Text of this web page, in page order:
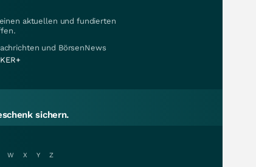
aktuellen und fundierten
und BörsenNews
sichern.
W X Y
Z